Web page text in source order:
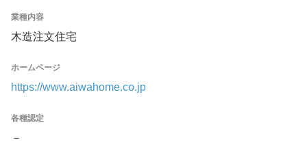
業種内容
木造注文住宅
ホームページ
https://www.aiwahome.co.jp
各種認定
－